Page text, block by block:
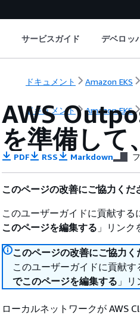
サービスガイド デベロッ
ドキュメント Amazon EKS
ドキュメント Amazon EKS
AWS
を準備して
PDF RSS Markdown
このページの改善にご協力くだ
このユーザーガイドに貢献す
このページを編集する 」リンク
このページの改善にご協力く
このユーザーガイドに貢献
でこのページを編集する 」
ローカルネットワークが AWS